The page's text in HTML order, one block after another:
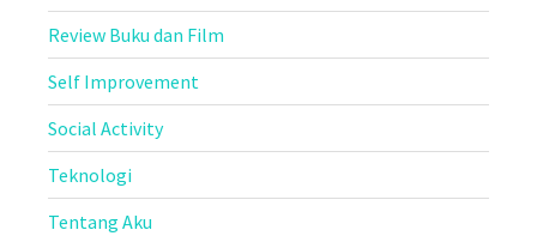
Review Buku dan Film
Self Improvement
Social Activity
Teknologi
Tentang Aku